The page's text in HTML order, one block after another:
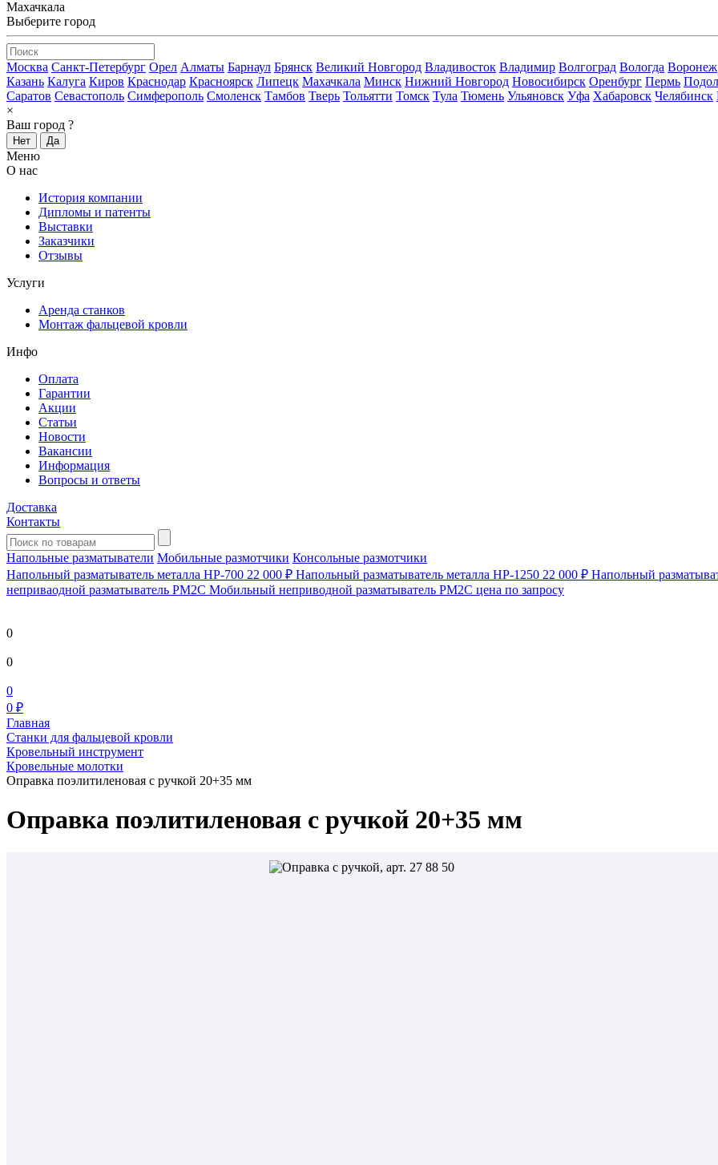
Махачкала
Выберите город
Москва Санкт-Петербург Орел Алматы Барнаул Брянск Великий Новгород Владивосток Владимир Волгоград Вологда Воронеж
Казань Калуга Киров Краснодар Красноярск Липецк Махачкала Минск Нижний Новгород Новосибирск Оренбург Пермь
Саратов Севастополь Симферополь Смоленск Тамбов Тверь Тольятти Томск Тула Тюмень Ульяновск Уфа Хабаровск Челябинск
×
Ваш город ?
Нет Да
Меню
О нас
История компании
Дипломы и патенты
Выставки
Заказчики
Отзывы
Услуги
Аренда станков
Монтаж фальцевой кровли
Инфо
Оплата
Гарантии
Акции
Статьи
Новости
Вакансии
Информация
Вопросы и ответы
Доставка
Контакты
Напольные разматыватели Мобильные размотчики Консольные размотчики
Напольный разматыватель металла HP-700 22 000 ₽ Напольный разматыватель металла HP-1250 22 000 ₽ Напольный
непривaодной разматыватель РМ2С Мобильный неприводной разматыватель РМ2С цена по запросу
0
0
0
0 ₽
Главная
Станки для фальцевой кровли
Кровельный инструмент
Кровельные молотки
Оправка поэлитиленовая с ручкой 20+35 мм
Оправка поэлитиленовая с ручкой 20+35 мм